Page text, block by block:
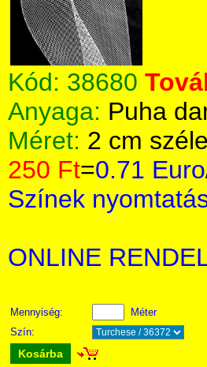
Kód: 38680
Anyaga: Puha
Méret: 2 cm
250 Ft=0.71 Euro
Színek
ONLINE
Mennyiség:
Méter
Szín:
Kosárba